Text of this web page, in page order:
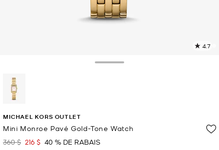
4.7
MICHAEL KORS OUTLET
Mini Monroe Pavé Gold-Tone Watch
était
360 $ maintenant
216 $ 40 % DE RABAIS